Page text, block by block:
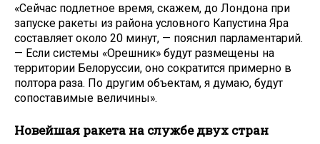
«Сейчас подлетное время, скажем, до Лондона при
запуске ракеты из района условного Капустина Яра
составляет около 20 минут, — пояснил парламентарий.
— Если системы «Орешник» будут размещены на
территории Белоруссии, оно сократится примерно в
полтора раза. По другим объектам, я думаю, будут
сопоставимые величины».
Новейшая ракета на службе двух стран